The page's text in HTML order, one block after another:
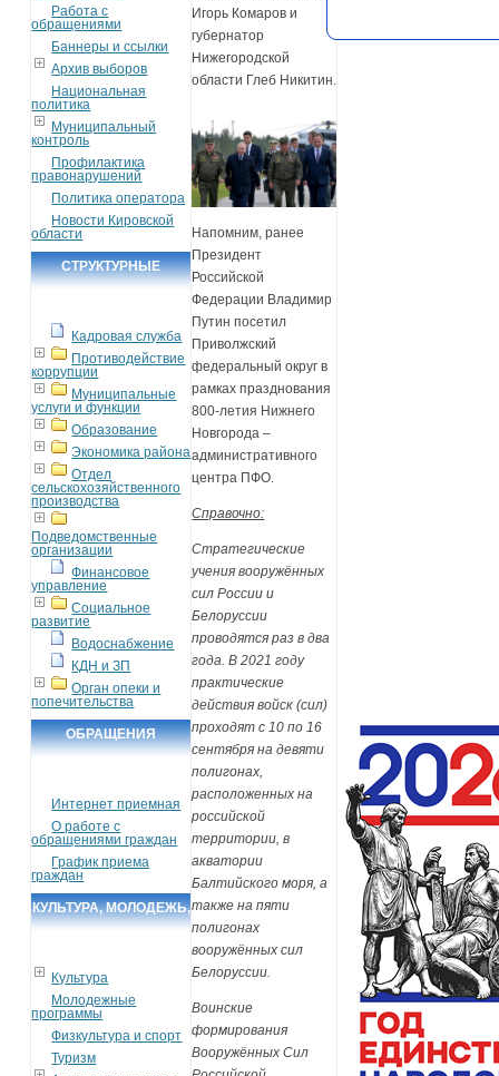
Работа с
обращениями
Баннеры и ссылки
Архив выборов
Национальная
политика
Муниципальный
контроль
Профилактика
правонарушений
Политика оператора
Новости Кировской
области
СТРУКТУРНЫЕ
Кадровая служба
Противодействие
коррупции
Муниципальные
услуги и функции
Образование
Экономика района
Отдел
сельскохозяйственного
производства
Подведомственные
организации
Финансовое
управление
Социальное
развитие
Водоснабжение
КДН и ЗП
Орган опеки и
попечительства
ОБРАЩЕНИЯ
Интернет приемная
О работе с
обращениями граждан
График приема
граждан
КУЛЬТУРА, МОЛОДЕЖЬ,
Культура
Молодежные
программы
Физкультура и спорт
Туризм
Игорь Комаров и
губернатор
Нижегородской
области Глеб Никитин.
Напомним, ранее
Президент
Российской
Федерации Владимир
Путин посетил
Приволжский
федеральный округ в
рамках празднования
800-летия Нижнего
Новгорода –
административного
центра ПФО.
Справочно:
Стратегические
учения вооружённых
сил России и
Белоруссии
проводятся раз в два
года. В 2021 году
практические
действия войск (сил)
проходят с 10 по 16
сентября на девяти
полигонах,
расположенных на
российской
территории, в
акватории
Балтийского моря, а
также на пяти
полигонах
вооружённых сил
Белоруссии.
Воинские
формирования
Вооружённых Сил